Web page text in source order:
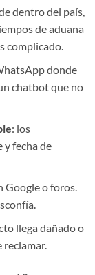
dentro del país,
de aduana
complicado.
donde
chatbot que no
: los
fecha de
Google o foros.
llega dañado o
reclamar.